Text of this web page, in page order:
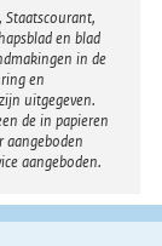
g
Staatscourant,
en blad
in de
en
uitgegeven.
de in papieren
aangeboden
aangeboden.